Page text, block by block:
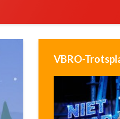
VBRO-